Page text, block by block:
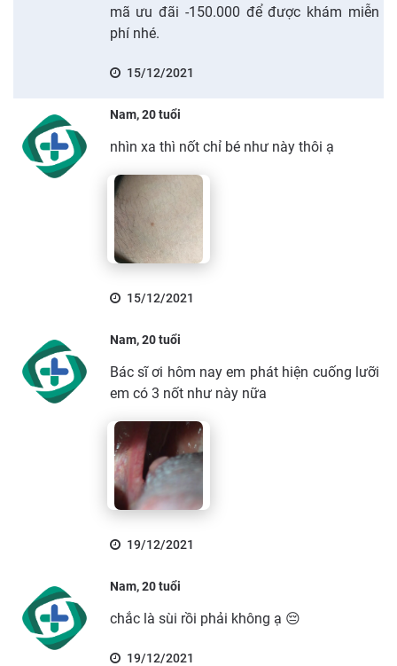
mã ưu đãi -150.000 để được khám miễn
phí nhé.
15/12/2021
Nam, 20 tuổi
nhìn xa thì nốt chỉ bé như này thôi ạ
15/12/2021
Nam, 20 tuổi
Bác sĩ ơi hôm nay em phát hiện cuống lưỡi
em có 3 nốt như này nữa
19/12/2021
Nam, 20 tuổi
chắc là sùi rồi phải không ạ 😔
19/12/2021